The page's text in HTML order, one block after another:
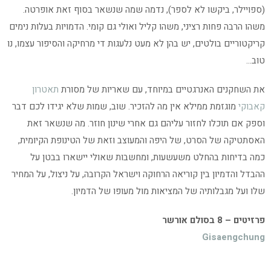
(ספויילר, ביקשו לא לספר), נדמה שמה שנשאר בסוף זאת אופרטה.
משהו הרבה פחות רציני, משהו קליל ואולי גם קומי. הדמויות בעלות נימים
קריקטוריים בולטים, יש בהן לא מעט נלעגות די מרחיקה והסיפור עצמו, נו
טוב…
את השחקנים האנרגטיים במיוחד, עם שאריות של מסורת תאטרון
קאבוקי מוגזמת ממילא אין מה להזכיר. שוב, שמות שלא יגידו לכם דבר
וספק אם תוכלו לחזור עליהם גם אחרי שינון חוזר. מה שנשאר זאת
האסתטיקה של הסרט, של היפה והמעוצב וזאת של הטינופת הקיומית,
כמה בדיחות בהחלט משעשעות, ומחשבות שאולי יישארו בבטן על
ההבדל והדמיון בין קוריאה הרחוקה וישראל הקרובה, על ניצול, על המחיר
שלו ועל מגבלותיה של המציאות מול מעופו של הדמיון.
פרזיטים – 8 בסולם אורשר
Gisaengchung